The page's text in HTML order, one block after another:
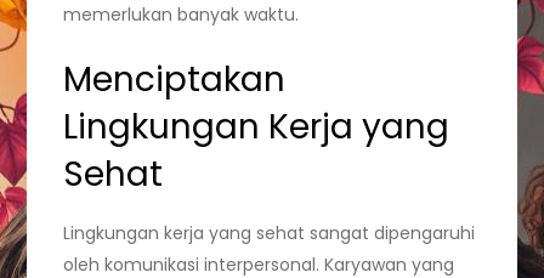
memerlukan banyak waktu.
Menciptakan
Lingkungan Kerja yang
Sehat
Lingkungan kerja yang sehat sangat dipengaruhi
oleh komunikasi interpersonal. Karyawan yang